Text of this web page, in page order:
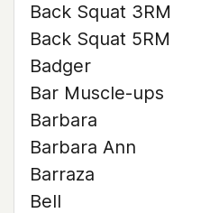
Back Squat 3RM
Back Squat 5RM
Badger
Bar Muscle-ups
Barbara
Barbara Ann
Barraza
Bell